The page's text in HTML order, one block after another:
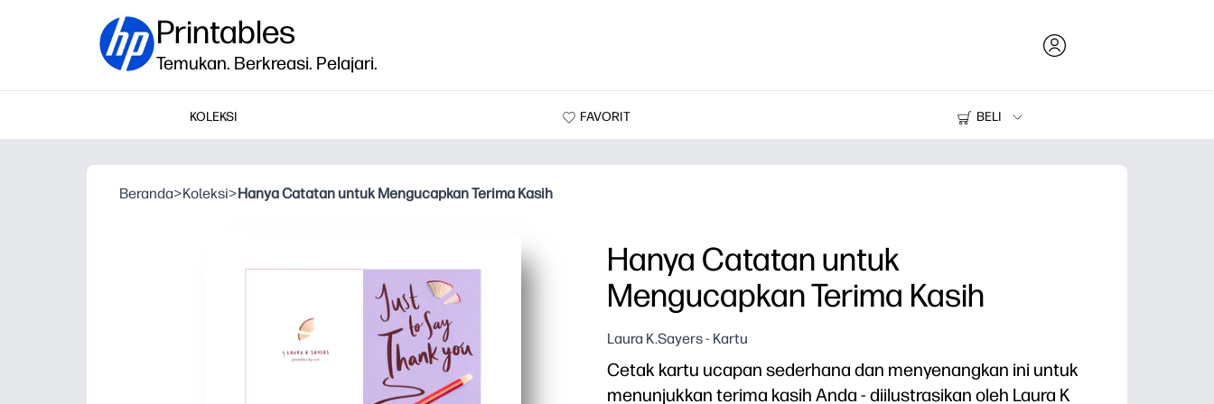
Printables
Temukan. Berkreasi. Pelajari.
KOLEKSI FAVORIT
BELI
Printer
Beranda>Koleksi>Hanya Catatan untuk Mengucapkan Terima Kasih
Hanya Catatan untuk
Mengucapkan Terima Kasih
Laura K.Sayers - Kartu
Cetak kartu ucapan sederhana dan menyenangkan ini untuk
menunjukkan terima kasih Anda - diilustrasikan oleh Laura K